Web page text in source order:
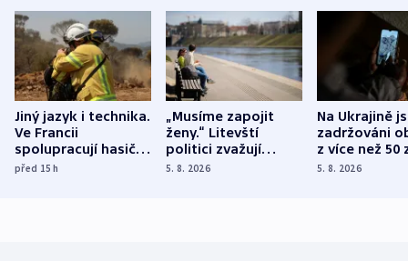
Jiný jazyk i technika.
Ve Francii
spolupracují hasiči z
různých zemí
před 15h
„Musíme zapojit
ženy.“ Litevští
politici zvažují
dohodu o
5. 8. 2026
Na Ukrajině
zadržováni
z více než 50
Bojovali na
5. 8. 2026